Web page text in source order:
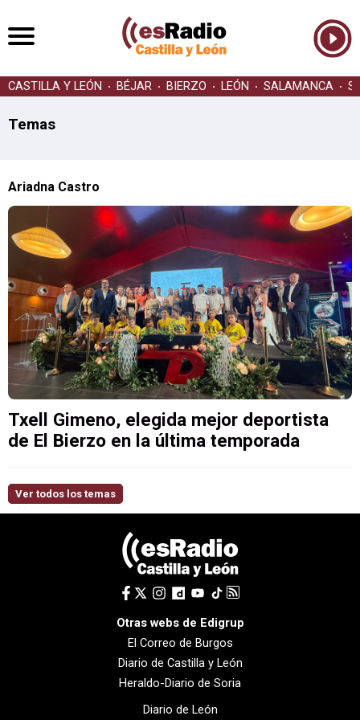
CASTILLA Y LEÓN BÉJAR BIERZO LEÓN SALAMANCA
Temas
Ariadna Castro
Txell Gimeno, elegida mejor deportista
de El Bierzo en la última temporada
Ver todos los temas
Otras webs de Edigrup
El Correo de Burgos
Diario de Castilla y León
Heraldo-Diario de Soria
Diario de León